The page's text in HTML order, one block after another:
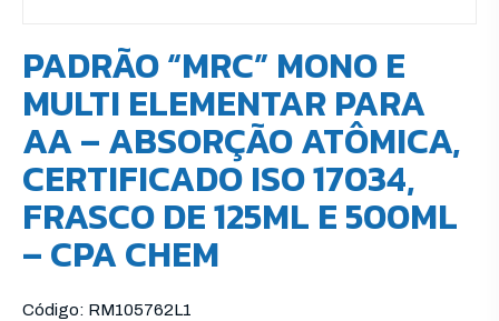
PADRÃO “MRC” MONO E
MULTI ELEMENTAR PARA
AA – ABSORÇÃO ATÔMICA,
CERTIFICADO ISO 17034,
FRASCO DE 125ML E 500ML
– CPA CHEM
Código: RM105762L1